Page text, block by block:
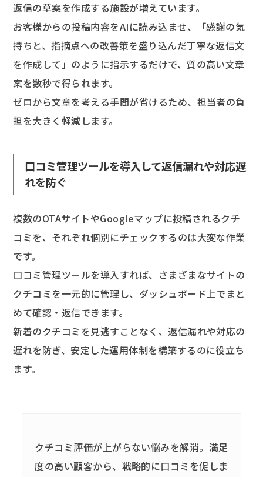
返信の草案を作成する施設が増えています。
お客様からの投稿内容をAIに読み込ませ、「感謝の気
持ちと、指摘点への改善策を盛り込んだ丁寧な返信文
を作成して」のように指示するだけで、質の高い文章
案を数秒で得られます。
ゼロから文章を考える手間が省けるため、担当者の負
担を大きく軽減します。
口コミ管理ツールを導入して返信漏れや対応遅
れを防ぐ
複数のOTAサイトやGoogleマップに投稿されるクチ
コミを、それぞれ個別にチェックするのは大変な作業
です。
口コミ管理ツールを導入すれば、さまざまなサイトの
クチコミを一元的に管理し、ダッシュボード上でまと
めて確認・返信できます。
新着のクチコミを見逃すことなく、返信漏れや対応の
遅れを防ぎ、安定した運用体制を構築するのに役立ち
ます。
クチコミ評価が上がらない悩みを解消。 満足
度の高い顧客から、戦略的に口コミを促しま